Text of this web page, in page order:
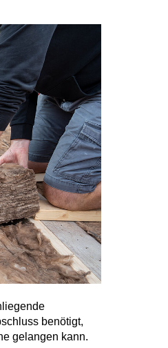
benötigt,
gelangen kann.